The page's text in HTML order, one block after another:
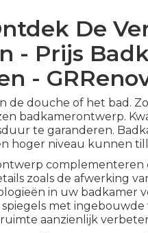
De
- Prijs
-
de douche of het bad.
badkamerontwerp.
te garanderen.
hoger niveau kunnen
zoals de afwerking
in uw badkamer
met
aanzienlijk